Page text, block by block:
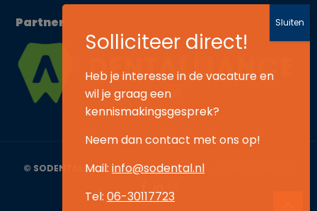
Partner
© SODENTAL.nl- Algemene voorwaarden
Heb je interesse in de vacature en
wil je graag een
kennismakingsgesprek?
Neem dan contact met ons op!
Mail: info@sodental.nl
Tel: 06-30117723